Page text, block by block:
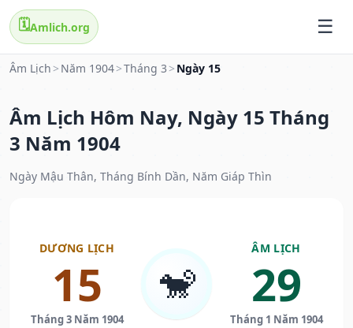
🗓️Amlich.org
Âm Lịch > Năm 1904>Tháng 3 > Ngày 15
Âm Lịch Hôm Nay, Ngày 15 Tháng
3 Năm 1904
Ngày Mậu Thân, Tháng Bính Dần, Năm Giáp Thìn
DƯƠNG LỊCH
15
Tháng 3 Năm 1904
🐒
ÂM LỊCH
29
Tháng 1 Năm 1904